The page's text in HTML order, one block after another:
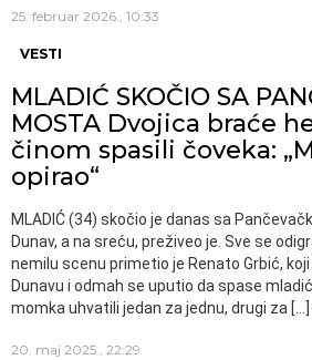
25. februar 2026., 10:33
VESTI
MLADIĆ SKOČIO SA
MOSTA Dvojica braće
činom spasili čoveka:
opirao“
MLADIĆ (34) skočio je danas sa
Dunav, a na sreću, preživeo je. Sve se
nemilu scenu primetio je Renato Grbić,
Dunavu i odmah se uputio da spase
momka uhvatili jedan za jednu, drugi za […]
20. maj 2025., 22:29